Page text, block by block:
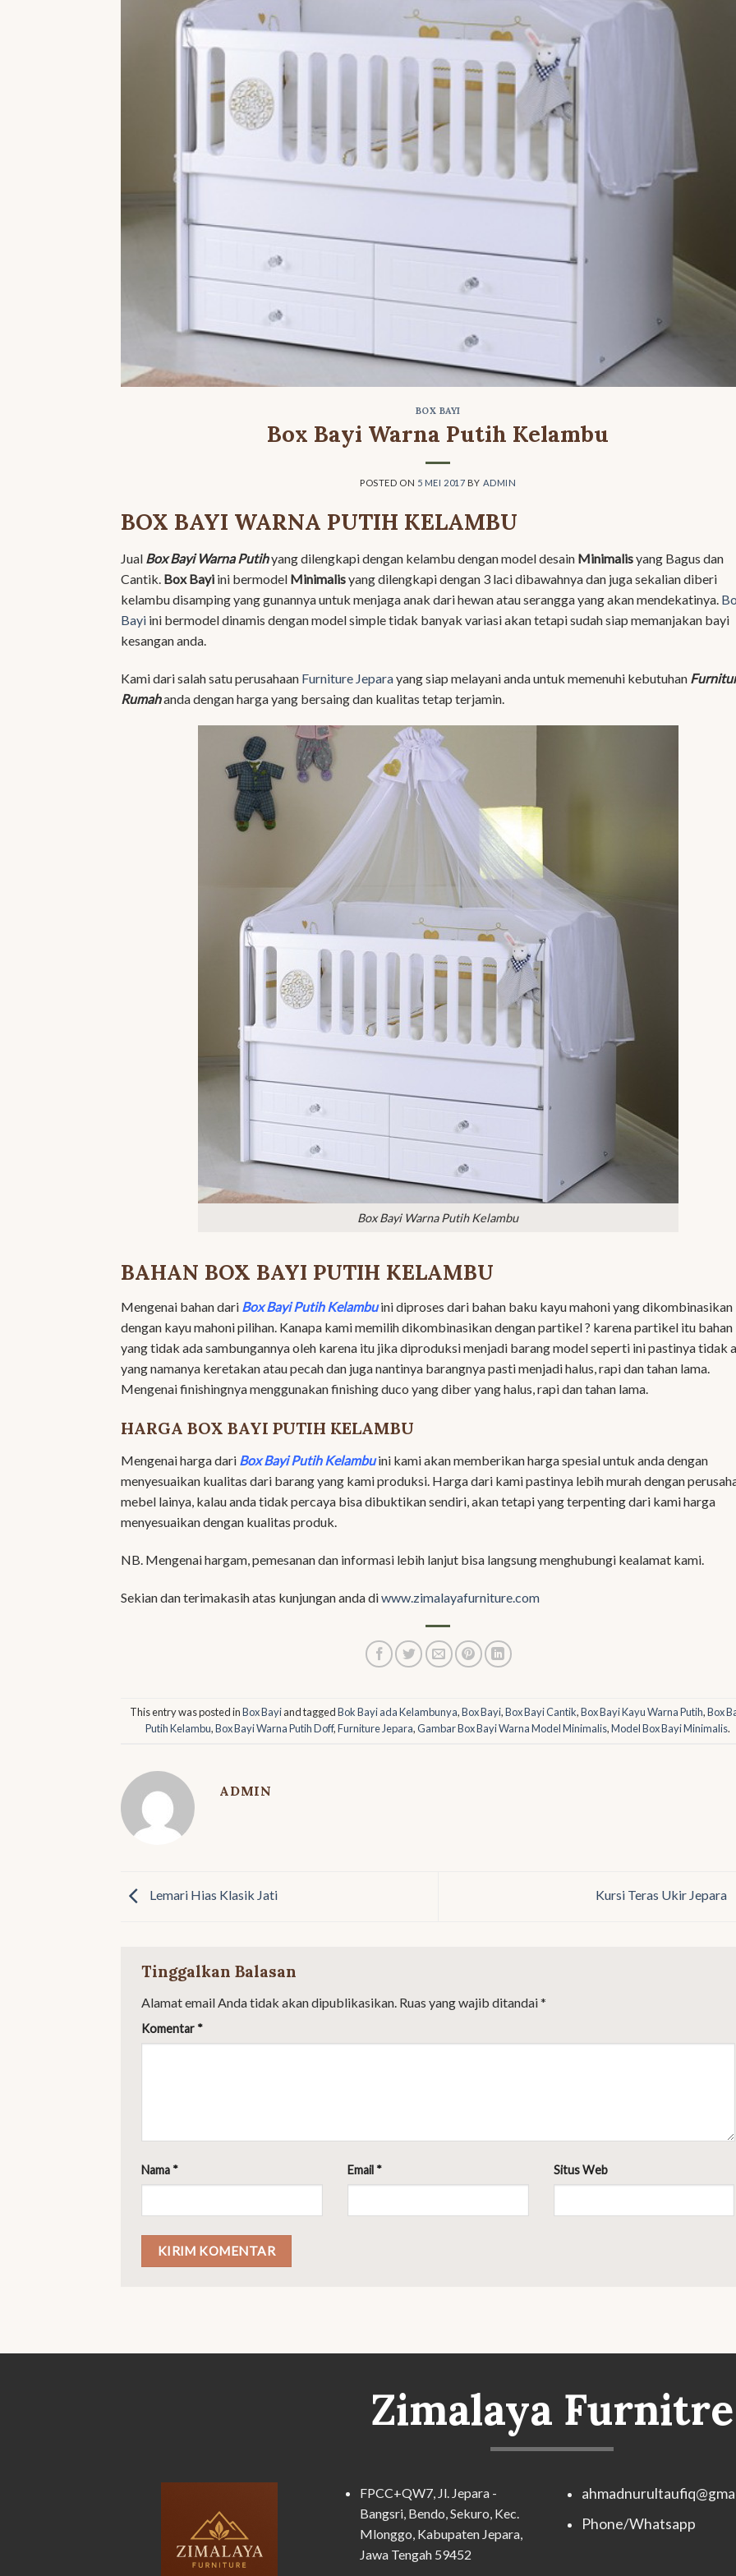
BOX BAYI
Box Bayi Warna Putih Kelambu
POSTED ON 5 MEI 2017 BY ADMIN
BOX BAYI WARNA PUTIH KELAMBU
Jual Box Bayi Warna Putihyang dilengkapi dengan kelambu dengan model desain Minimalisyang Bagus dan
Cantik. Box Bayi ini bermodel Minimalisyang dilengkapi dengan 3 laci dibawahnya dan juga sekalian diberi
kelambu disamping yang gunannya untuk menjaga anak dari hewan atau serangga yang akan mendekatinya.
Bayi ini bermodel dinamis dengan model simple tidak banyak variasi akan tetapi sudah siap memanjakan bayi
kesangan anda.
Kami dari salah satu perusahaan Furniture Jeparayang siap melayani anda untuk memenuhi kebutuhan
Rumahanda dengan harga yang bersaing dan kualitas tetap terjamin.
Box Bayi Warna Putih Kelambu
BAHAN BOX BAYI PUTIH KELAMBU
Mengenai bahan dari Box Bayi Putih Kelambuini diproses dari bahan baku kayu mahoni yang dikombinasikan
dengan kayu mahoni pilihan. Kanapa kami memilih dikombinasikan dengan partikel ? karena partikel itu bahan
yang tidak ada sambungannya oleh karena itu jika diproduksi menjadi barang model seperti ini pastinya tidak
yang namanya keretakan atau pecah dan juga nantinya barangnya pasti menjadi halus, rapi dan tahan lama.
Mengenai finishingnya menggunakan finishing duco yang diber yang halus, rapi dan tahan lama.
HARGA BOX BAYI PUTIH KELAMBU
Mengenai harga dari Box Bayi Putih Kelambuini kami akan memberikan harga spesial untuk anda dengan
menyesuaikan kualitas dari barang yang kami produksi. Harga dari kami pastinya lebih murah dengan
mebel lainya, kalau anda tidak percaya bisa dibuktikan sendiri, akan tetapi yang terpenting dari kami harga
menyesuaikan dengan kualitas produk.
NB. Mengenai hargam, pemesanan dan informasi lebih lanjut bisa langsung menghubungi kealamat kami.
Sekian dan terimakasih atas kunjungan anda diwww.zimalayafurniture.com
This entry was posted inBox Bayiand taggedBok Bayi ada Kelambunya,Box Bayi,Box Bayi Cantik,Box Bayi Kayu Warna Putih,Box
Putih Kelambu,Box Bayi Warna Putih Doff,Furniture Jepara,Gambar Box Bayi Warna Model Minimalis,Model Box Bayi Minimalis.
ADMIN
Lemari Hias Klasik Jati Kursi Teras Ukir Jepara
Tinggalkan Balasan
Alamat email Anda tidak akan dipublikasikan. Ruas yang wajib ditandai*
Komentar *
Nama * Email * Situs Web
Zimalaya Furnitre
FPCC+QW7, Jl. Jepara -
Bangsri, Bendo, Sekuro, Kec.
Mlonggo, Kabupaten Jepara,
Jawa Tengah 59452
Phone/Whatsapp